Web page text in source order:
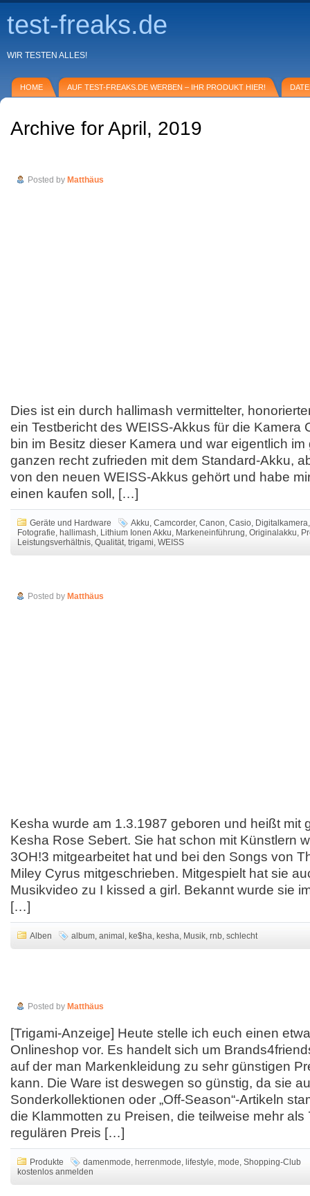
test-freaks.de
WIR TESTEN ALLES!
HOME AUF TEST-FREAKS.DE WERBEN – IHR PRODUKT HIER!
Archive for April, 2019
Posted by Matthäus
Dies ist ein durch hallimash vermittelter,
ein Testbericht des WEISS-Akkus für die Kamera
bin im Besitz dieser Kamera und war eigentlich
ganzen recht zufrieden mit dem Standard-Akku,
von den neuen WEISS-Akkus gehört und habe
einen kaufen soll, […]
Geräte und Hardware Akku, Camcorder, Canon, Casio, Digitalkamera,
Fotografie, hallimash, Lithium Ionen Akku, Markeneinführung, Originalakku,
Leistungsverhältnis, Qualität, trigami, WEISS
Posted by Matthäus
Kesha wurde am 1.3.1987 geboren und heißt mit
Kesha Rose Sebert. Sie hat schon mit Künstlern
3OH!3 mitgearbeitet hat und bei den Songs von
Miley Cyrus mitgeschrieben. Mitgespielt hat sie
Musikvideo zu I kissed a girl. Bekannt wurde sie
[…]
Alben album, animal , ke$ha, kesha, Musik, rnb, schlecht
Posted by Matthäus
[Trigami-Anzeige] Heute stelle ich euch einen
Onlineshop vor. Es handelt sich um
auf der man Markenkleidung zu sehr günstigen
kann. Die Ware ist deswegen so günstig, da sie
Sonderkollektionen oder „Off-Season“-Artikeln
die Klammotten zu Preisen, die teilweise mehr als
regulären Preis […]
Produkte damenmode, herrenmode, lifestyle, mode, Shopping-Club
kostenlos anmelden